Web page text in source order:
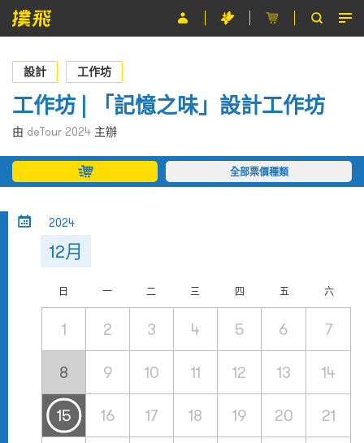
節目
主辦單位
關於撲飛
條款及細則
設計 工作坊
工作坊 | 「記憶之味」設計工作坊
由 deTour 2024 主辦
全部票價種類
2024
12月
日 一 二 三 四 五 六
1 2 3 4 5 6 7
8 9 10 11 12 13 14
15 16 17 18 19 20 21